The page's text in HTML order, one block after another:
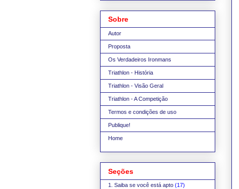
Sobre
Autor
Proposta
Os Verdadeiros Ironmans
Triathlon - História
Triathlon - Visão Geral
Triathlon - A Competição
Termos e condições de uso
Publique!
Home
Seções
1. Saiba se você está apto (17)